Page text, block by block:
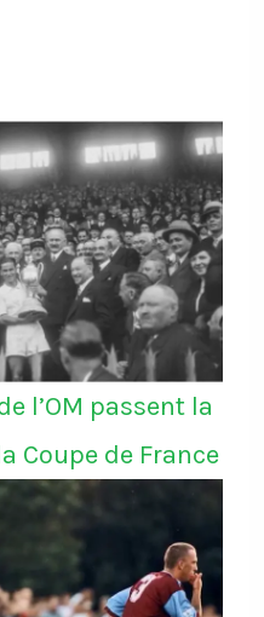
l’OM passent la
Coupe de France